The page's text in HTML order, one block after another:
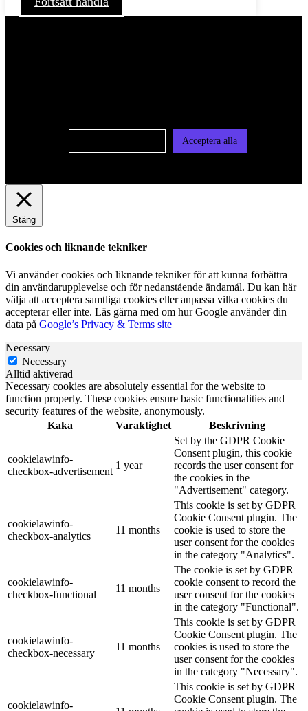
Acceptera alla
Stäng
Cookies och liknande tekniker
Vi använder cookies och liknande tekniker för att kunna förbättra
din användarupplevelse och för nedanstående ändamål. Du kan här
välja att acceptera samtliga cookies eller anpassa vilka cookies du
accepterar eller inte. Läs gärna med om hur Google använder din
data på Google’s Privacy & Terms site
Necessary
Necessary
Alltid aktiverad
Necessary cookies are absolutely essential for the website to
function properly. These cookies ensure basic functionalities and
security features of the website, anonymously.
Kaka
Varaktighet Beskrivning
cookielawinfo-
checkbox-advertisement
1 year
Set by the GDPR Cookie
Consent plugin, this cookie
records the user consent for
the cookies in the
"Advertisement" category.
cookielawinfo-
checkbox-analytics
11 months
This cookie is set by GDPR
Cookie Consent plugin. The
cookie is used to store the
user consent for the cookies
in the category "Analytics".
cookielawinfo-
checkbox-functional
11 months
The cookie is set by GDPR
cookie consent to record the
user consent for the cookies
in the category "Functional".
cookielawinfo-
checkbox-necessary
11 months
This cookie is set by GDPR
Cookie Consent plugin. The
cookies is used to store the
user consent for the cookies
in the category "Necessary".
cookielawinfo-
This cookie is set by GDPR
Cookie Consent plugin. The